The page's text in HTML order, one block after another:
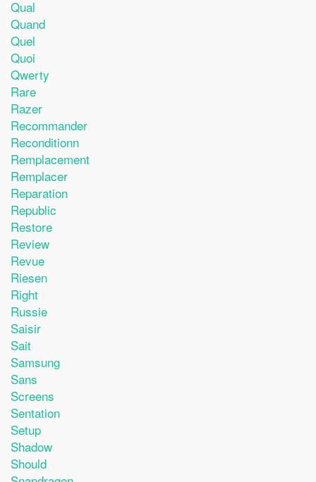
Qual
Quand
Quel
Quoi
Qwerty
Rare
Razer
Recommander
Reconditionn
Remplacement
Remplacer
Reparation
Republic
Restore
Review
Revue
Riesen
Right
Russie
Saisir
Sait
Samsung
Sans
Screens
Sentation
Setup
Shadow
Should